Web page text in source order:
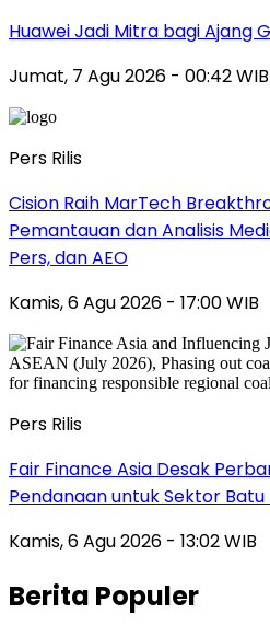
Huawei Jadi Mitra bagi Ajang
Jumat, 7 Agu 2026 - 00:42 WIB
Pers Rilis
Cision Raih MarTech
Pemantauan dan Analisis
Pers, dan AEO
Kamis, 6 Agu 2026 - 17:00 WIB
Pers Rilis
Fair Finance Asia Desak
Pendanaan untuk Sektor Batu
Kamis, 6 Agu 2026 - 13:02 WIB
Berita Populer